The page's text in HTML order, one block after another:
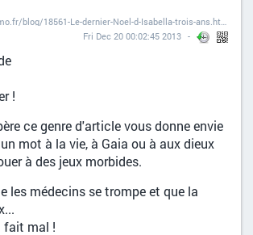
http://bebe.doctissimo.fr/blog/18561-Le-dernier-Noel-d-Isabella-trois-ans.html
Fri Dec 20 00:02:45 2013
!
ce genre d'article vous donne envie
mot à la vie, à Gaia ou à aux dieux
à des jeux morbides.
les médecins se trompe et que la
fait mal !